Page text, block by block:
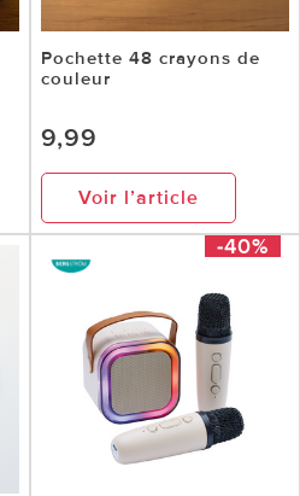
Pochette 48 crayons de
couleur
9,99
Voir l’article
-40%